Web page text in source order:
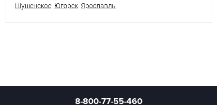
Шушенское Югорск Ярославль
8-800-77-55-460